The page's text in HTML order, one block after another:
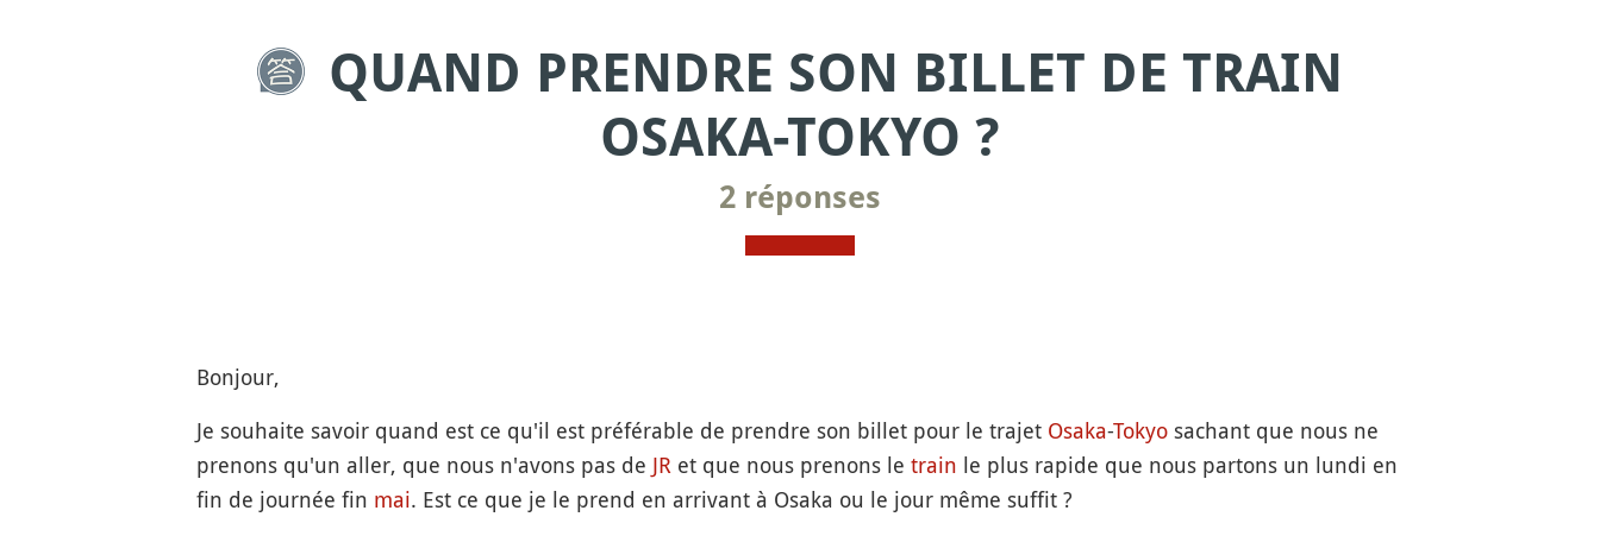
QUAND PRENDRE SON BILLET DE TRAIN
OSAKA-TOKYO ?
2 réponses
Bonjour,
Je souhaite savoir quand est ce qu'il est préférable de prendre son billet pour le trajet Osaka-Tokyosachant que nous ne
prenons qu'un aller, que nous n'avons pas de JRet que nous prenons le train le plus rapide que nous partons un lundi en
fin de journée fin mai. Est ce que je le prend en arrivant à Osaka ou le jour même suffit ?